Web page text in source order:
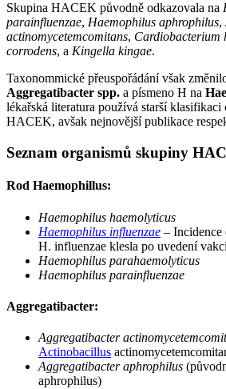
Skupina HACEK původně odkazovala na
parainfluenzae, Haemophilus aphrophilus,
actinomycetemcomitans, Cardiobacterium
corrodens, a Kingella kingae.
Taxonommické přeuspořádání však
Aggregatibacter spp. a písmeno H na
lékařská literatura používá starší
HACEK, avšak nejnovější publikace
Seznam organismů skupiny
Rod Haemophillus:
Haemophilus haemolyticus
Haemophilus influenzae – Incidence
H. influenzae klesla po uvedení
Haemophilus parahaemolyticus
Haemophilus parainfluenzae
Aggregatibacter:
Aggregatibacter
Actinobacillus
Aggregatibacter aphrophilus
aphrophilus)